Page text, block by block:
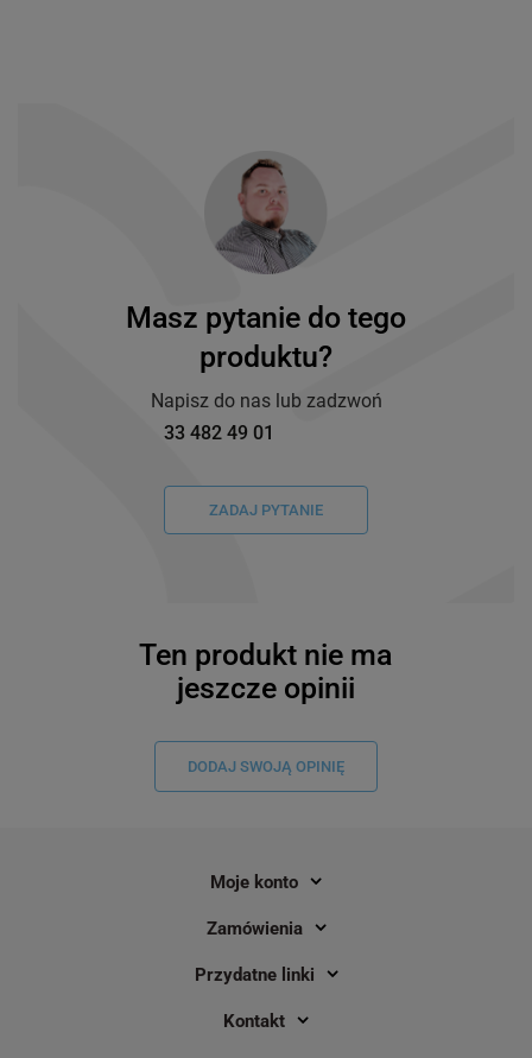
Masz pytanie do tego
produktu?
Napisz do nas lub zadzwoń
33 482 49 01
ZADAJ PYTANIE
Ten produkt nie ma
jeszcze opinii
DODAJ SWOJĄ OPINIĘ
Moje konto
Zamówienia
Przydatne linki
Kontakt